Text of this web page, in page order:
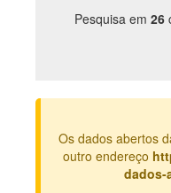
Catálogo de dados
Legislação
Pesquisa em 26
Os dados abertos
outro endereço
dados-